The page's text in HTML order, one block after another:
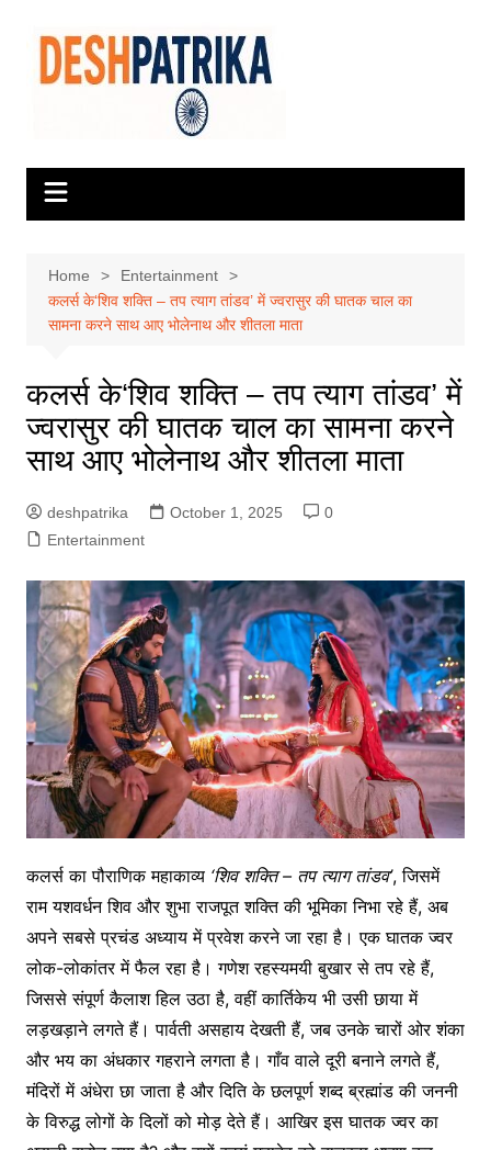
content
Home
Entertainment
कलर्स के‘शिव शक्ति – तप त्याग तांडव’ में ज्वरासुर की घातक चाल का
सामना करने साथ आए भोलेनाथ और शीतला माता
कलर्स के‘शिव शक्ति – तप त्याग तांडव’ में
ज्वरासुर की घातक चाल का सामना करने
साथ आए भोलेनाथ और शीतला माता
deshpatrika October 1, 2025
0
Entertainment
कलर्स का पौराणिक महाकाव्य ‘शिव शक्ति– तप त्याग तांडव’, जिसमें
राम यशवर्धन शिव और शुभा राजपूत शक्ति की भूमिका निभा रहे हैं, अब
अपने सबसे प्रचंड अध्याय में प्रवेश करने जा रहा है। एक घातक ज्वर
लोक-लोकांतर में फैल रहा है। गणेश रहस्यमयी बुखार से तप रहे हैं,
जिससे संपूर्ण कैलाश हिल उठा है, वहीं कार्तिकेय भी उसी छाया में
लड़खड़ाने लगते हैं। पार्वती असहाय देखती हैं, जब उनके चारों ओर शंका
और भय का अंधकार गहराने लगता है। गाँव वाले दूरी बनाने लगते हैं,
मंदिरों में अंधेरा छा जाता है और दिति के छलपूर्ण शब्द ब्रह्मांड की जननी
के विरुद्ध लोगों के दिलों को मोड़ देते हैं। आखिर इस घातक ज्वर का